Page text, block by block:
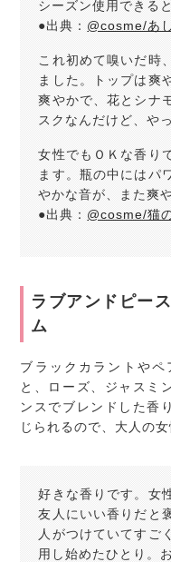
シーズン使用できる
●出典： @cosme/あ
これ初めて嗅いだ時
ました。トップは爽
爽やかで、花とシナ
スクなんだけど、や
女性でもＯＫな香り
ます。瓶の中にはパ
やかな音が、また爽
●出典： @cosme/猫
ラブアンドピー
ム
ブラックカラントやペ
と、ローズ、ジャスミ
ンスでブレンドした香
じられるので、大人の
好きな香りです。女
友人にいい香りだと
人がつけていてすご
用し始めたひとり。